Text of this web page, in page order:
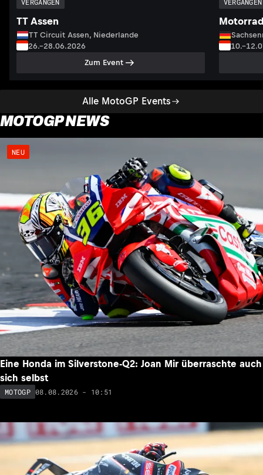
Alle MotoGP Events
TT Assen
TT Circuit Assen, Niederlande
26.–28.06.2026
Zum Event
MOTOGP NEWS
NEU
Eine Honda im Silverstone-Q2: Joan Mir überraschte auch
sich selbst
MOTOGP 08.08.2026 - 10:51